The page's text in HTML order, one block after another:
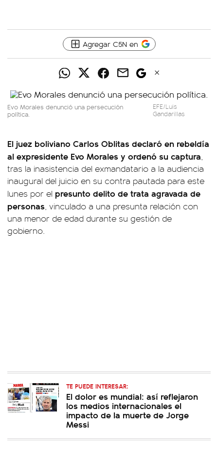
Agregar C5N en
Evo Morales denunció una persecución
política.
EFE/Luis
Gandarillas
El juez boliviano Carlos Oblitas declaró en rebeldía
al expresidente Evo Morales y ordenó su captura,
tras la inasistencia del exmandatario a la audiencia
inaugural del juicio en su contra pautada para este
lunes por el presunto delito de trata agravada de
personas, vinculado a una presunta relación con
una menor de edad durante su gestión de
gobierno.
TE PUEDE INTERESAR:
El dolor es mundial: así reflejaron
los medios internacionales el
impacto de la muerte de Jorge
Messi